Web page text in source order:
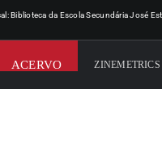
Biblioteca da Escola Secundária José
ACERVO ZINEMETRICS